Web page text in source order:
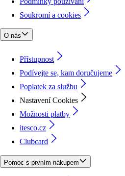
Soukromí a cookies
O nás
Přístupnost
Podívejte se, kam doručujeme
Poplatek za službu
Nastavení Cookies
Možnosti platby
itesco.cz
Clubcard
Pomoc s prvním nákupem